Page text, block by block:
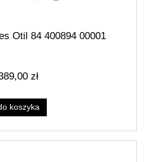
Otil 84 400894 00001
zł
koszyka